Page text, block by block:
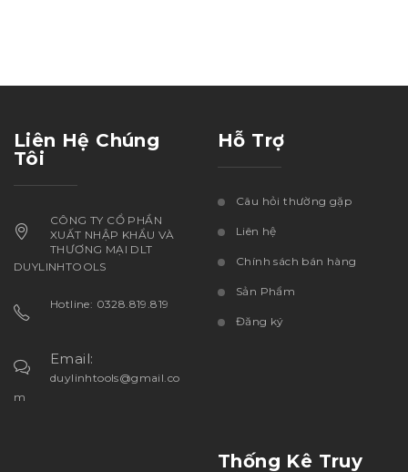
Liên Hệ Chúng
Tôi
CÔNG TY CỔ PHẦN
XUẤT NHẬP KHẨU VÀ
THƯƠNG MẠI DLT
DUYLINHTOOLS
Hotline: 0328.819.819
Email:
duylinhtools@gmail.co
m
Hỗ Trợ
Câu hỏi thường gặp
Liên hệ
Chính sách bán hàng
Sản Phẩm
Đăng ký
Thống Kê Truy